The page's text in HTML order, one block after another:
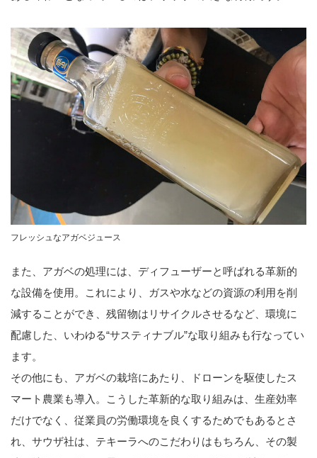
フレッシュなアガベジュース
また、アガベの処理には、ディフューザーと呼ばれる革新的
な設備を使用。これにより、ガスや水などの資源の利用を削
減することができ、残留物はリサイクルさせるなど、環境に
配慮した、いわゆる“サスティナブル”な取り組みも行なってい
ます。
その他にも、アガベの栽培にあたり、ドローンを駆使したス
マート農業も導入。こうした革新的な取り組みは、生産効率
だけでなく、従業員の労働環境を良くするためでもあるとさ
れ、サウザ社は、テキーラへのこだわりはもちろん、その製